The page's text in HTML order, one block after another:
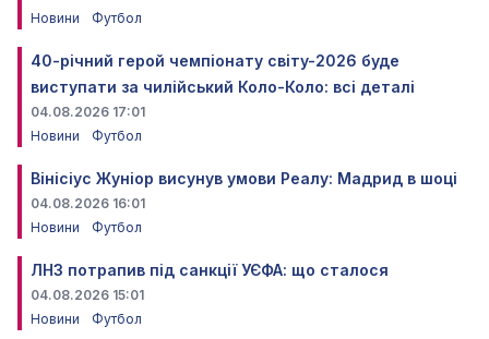
Новини
Футбол
40-річний герой чемпіонату світу-2026 буде
виступати за чилійський Коло-Коло: всі деталі
04.08.2026 17:01
Новини
Футбол
Вінісіус Жуніор висунув умови Реалу: Мадрид в шоці
04.08.2026 16:01
Новини
Футбол
ЛНЗ потрапив під санкції УЄФА: що сталося
04.08.2026 15:01
Новини
Футбол